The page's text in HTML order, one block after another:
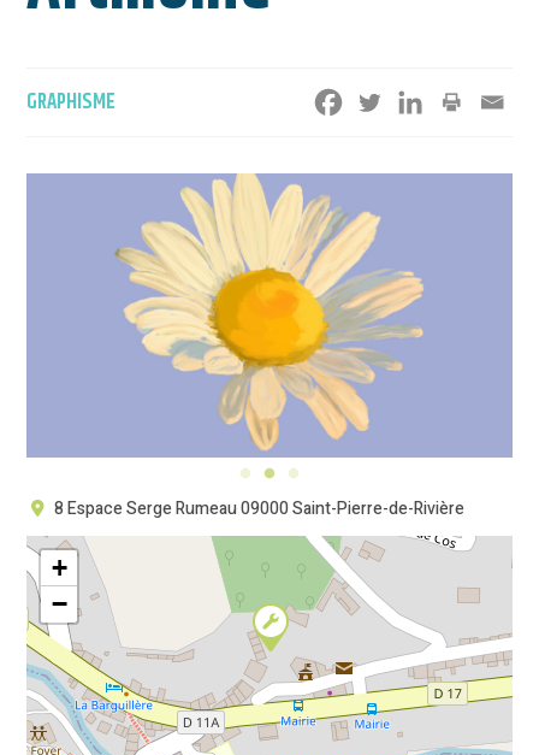
Catégorie
GRAPHISME
8 Espace Serge Rumeau 09000 Saint-Pierre-de-Rivière
+
−